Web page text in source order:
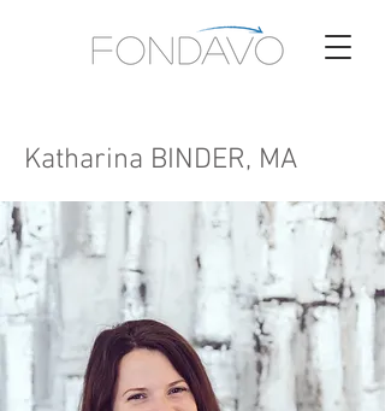
Katharina BINDER, MA